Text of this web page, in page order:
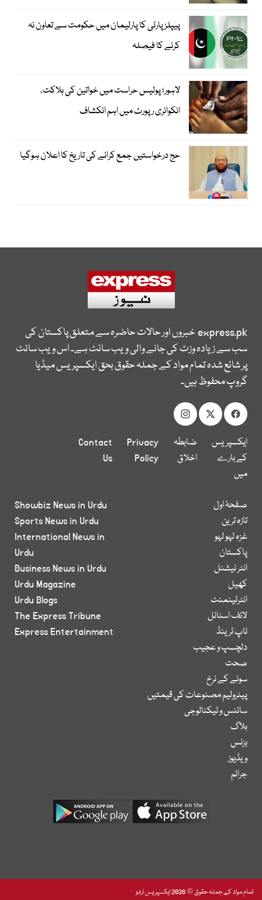
پیپلزپارٹی کا پارلیمان میں حکومت سے تعاون نہ
کرنے کا فیصلہ
لاہور؛ پولیس حراست میں خواتین کی ہلاکت،
انکوائری رپورٹ میں اہم انکشاف
حج درخواستیں جمع کرانے کی تاریخ کا اعلان ہوگیا
express.pkخبروں اور حالات حاضرہ سے متعلق پاکستان کی
سب سے زیادہ وزٹ کی جانے والی ویب سائٹ ہے۔ اس ویب سائٹ
پر شائع شدہ تمام مواد کے جملہ حقوق بحق ایکسپریس میڈیا
گروپ محفوظ ہیں۔
ایکسپریس
کے بارے
میں
ضابطہ
اخلاق
Privacy
Policy
Contact
Us
صفحۂ اول
تازہ ترین
غزہ لہو لہو
پاکستان
انٹر نیشنل
کھیل
انٹرٹینمنٹ
لائف اسٹائل
ٹاپ ٹرینڈ
دلچسپ و عجیب
صحت
سونے کے نرخ
پیٹرولیم مصنوعات کی قیمتیں
سائنس و ٹیکنالوجی
بلاگ
بزنس
ویڈیوز
جرائم
Showbiz News in Urdu
Sports News in Urdu
International News in
Urdu
Business News in Urdu
Urdu Magazine
Urdu Blogs
The Express Tribune
Express Entertainment
تمام مواد کے جملہ حقوق © 2026 ایکسپریس اردو